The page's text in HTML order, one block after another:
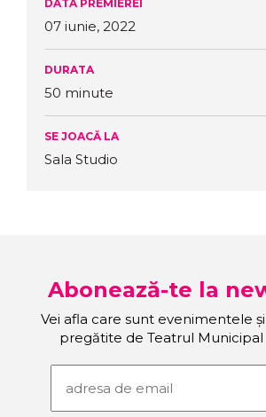
DATA PREMIEREI
07 iunie, 2022
DURATA
50 minute
SE JOACĂ LA
Sala Studio
Abonează-te la
Vei afla care sunt evenimentele
pregătite de Teatrul Municipal